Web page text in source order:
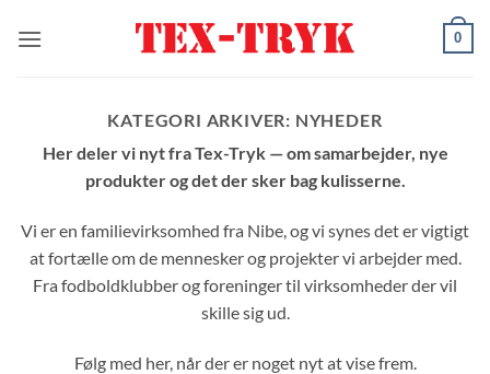
0
KATEGORI ARKIVER: NYHEDER
Her deler vi nyt fra Tex-Tryk — om samarbejder, nye
produkter og det der sker bag kulisserne.
Vi er en familievirksomhed fra Nibe, og vi synes det er vigtigt
at fortælle om de mennesker og projekter vi arbejder med.
Fra fodboldklubber og foreninger til virksomheder der vil
skille sig ud.
Følg med her, når der er noget nyt at vise frem.